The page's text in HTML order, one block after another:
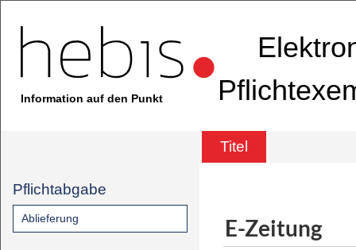
Information auf den Punkt
Titel
Pflichtabgabe
Ablieferung E-Zeitung